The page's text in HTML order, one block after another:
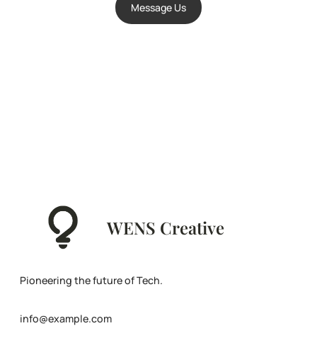
Message Us
WENS Creative
Pioneering the future of Tech.
info@example.com